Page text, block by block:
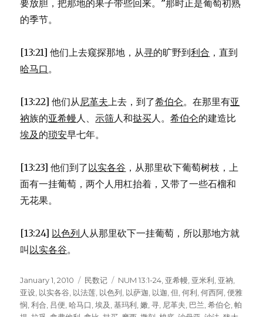
要放胆，把那地的果子带些回来。”那时正是葡萄初熟
的季节。
[13:21] 他们上去窥探那地，从寻的旷野到利合 ，直到
哈马口。
[13:22] 他们从尼革夫上去，到了希伯仑。在那里有亚
衲族的亚希幔人、示筛人和挞买人。希伯仑的建造比
埃及 的琐安早七年。
[13:23] 他们到了以实各谷 ，从那里砍下葡萄树枝，上
面有一挂葡萄，两个人用杠抬着，又带了一些石榴和
无花果。
[13:24] 以色列人从那里砍下一挂葡萄，所以那地方就
叫 以实各谷。
Posted
on
January 1, 2010 Categories
民数记 Tags
NUM 13:1-24 亚希幔 亚米利 亚衲
亚设 以实各谷 以法莲 以色列 以萨迦 以迦 ,但 ,何利 ,何西阿 ,便雅
悯 ,利合 吕便 ,哈马口 ,埃及 ,基玛利 ,嫩 ,寻 尼革夫 巴兰 ,希伯仑 ,帕